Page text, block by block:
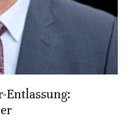
Entlassung: